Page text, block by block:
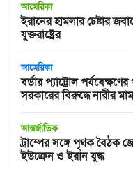
আমেরিকা
ইরানের হামলার চেষ্টার
যুক্তরাষ্ট্রের
আমেরিকা
বর্ডার প্যাট্রোল পর্যবেক্ষণের
সরকারের বিরুদ্ধে নারীর
আন্তর্জাতিক
ট্রাম্পের সঙ্গে পৃথক বৈঠক
ইউক্রেন ও ইরান যুদ্ধ